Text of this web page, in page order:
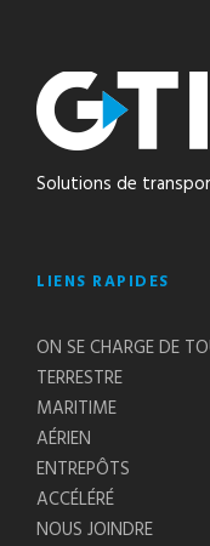
Solutions de
LIENS RAPIDES
ON SE CHARGE DE
TERRESTRE
MARITIME
AÉRIEN
ENTREPÔTS
ACCÉLÉRÉ
NOUS JOINDRE